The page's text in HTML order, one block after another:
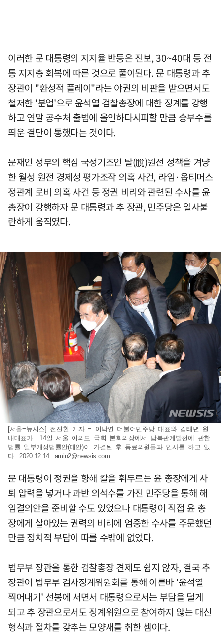
이러한 문 대통령의 지지율 반등은 진보, 30~40대 등 전
통 지지층 회복에 따른 것으로 풀이된다. 문 대통령과 추
장관이 "환성적 플레이"라는 야권의 비판을 받으면서도
철저한 '분업'으로 윤석열 검찰총장에 대한 징계를 강행
하고 연말 공수처 출범에 올인하다시피할 만큼 승부수를
띄운 결단이 통했다는 것이다.
문재인 정부의 핵심 국정기조인 탈(脫)원전 정책을 겨냥
한 월성 원전 경제성 평가조작 의혹 사건, 라임·옵티머스
정관계 로비 의혹 사건 등 정권 비리와 관련된 수사를 윤
총장이 강행하자 문 대통령과 추 장관, 민주당은 일사불
란하게 움직였다.
[서울=뉴시스] 전진환 기자 = 이낙연 더불어민주당 대표와 김태년 원
내대표가 14일 서울 여의도 국회 본회의장에서 남북관계발전에 관한
법률 일부개정법률안(대안)이 가결된 후 동료의원들과 인사를 하고 있
다. 2020.12.14. amin2@newsis.com
문 대통령이 정권을 향해 칼을 휘두르는 윤 총장에게 사
퇴 압력을 넣거나 과반 의석수를 가진 민주당을 통해 해
임결의안을 준비할 수도 있었으나 대통령이 직접 윤 총
장에게 살아있는 권력의 비리에 엄중한 수사를 주문했던
만큼 정치적 부담이 따를 수밖에 없었다.
법무부 장관을 통한 검찰총장 견제도 쉽지 않자, 결국 추
장관이 법무부 검사징계위원회를 통해 이른바 '윤석열
찍어내기' 선봉에 서면서 대통령으로서는 부담을 덜게
되고 추 장관으로서도 징계위원으로 참여하지 않는 대신
형식과 절차를 갖추는 모양새를 취한 셈이다.